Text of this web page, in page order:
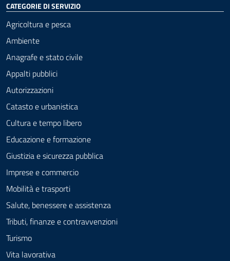
CATEGORIE DI SERVIZIO
Agricoltura e pesca
Ambiente
Anagrafe e stato civile
Appalti pubblici
Autorizzazioni
Catasto e urbanistica
Cultura e tempo libero
Educazione e formazione
Giustizia e sicurezza pubblica
Imprese e commercio
Mobilità e trasporti
Salute, benessere e assistenza
Tributi, finanze e contravvenzioni
Turismo
Vita lavorativa